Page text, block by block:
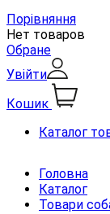
Порівняння
Нет товаров
Обране
Увійти
Кошик
Каталог
Головна
Каталог
Товари